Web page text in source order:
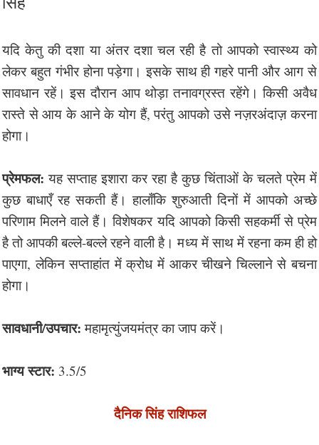
यदि केतु की दशा या अंतर दशा चल रही है तो आपको स्वास्थ्य को
लेकर बहुत गंभीर होना पड़ेगा। इसके साथ ही गहरे पानी और आग से
सावधान रहें। इस दौरान आप थोड़ा तनावग्रस्त रहेंगे। किसी अवैध
रास्ते से आय के आने के योग हैं, परंतु आपको उसे नज़रअंदाज़ करना
होगा।
प्रेमफल:यह सप्ताह इशारा कर रहा है कुछ चिंताओं के चलते प्रेम में
कुछ बाधाएँ रह सकती हैं। हालाँकि शुरुआती दिनों में आपको अच्छे
परिणाम मिलने वाले हैं। विशेषकर यदि आपको किसी सहकर्मी से प्रेम
है तो आपकी बल्ले-बल्ले रहने वाली है। मध्य में साथ में रहना कम ही हो
पाएगा, लेकिन सप्ताहांत में क्रोध में आकर चीखने चिल्लाने से बचना
होगा।
सावधानी/उपचार: महामृत्युंजयमंत्र का जाप करें।
भाग्य स्टार: 3.5/5
दैनिक सिंह राशिफल